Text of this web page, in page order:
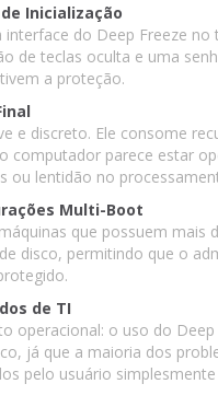
Inicialização
do Deep Freeze no
de teclas oculta e uma
a proteção.
e discreto. Ele consome
computador parece estar
ou lentidão no
Multi-Boot
que possuem mais
disco, permitindo que o
de TI
operacional: o uso do
já que a maioria dos
pelo usuário